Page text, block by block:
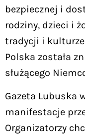
bezpiecznej i
rodziny, dzieci i
tradycji i
Polska została
służącego
Gazeta Lubuska
manifestacje
Organizatorzy